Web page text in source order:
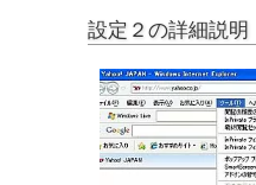
設定２の詳細説明